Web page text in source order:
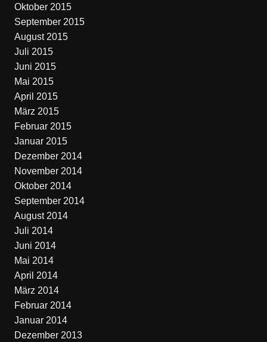
Oktober 2015
September 2015
August 2015
Juli 2015
Juni 2015
Mai 2015
April 2015
März 2015
Februar 2015
Januar 2015
Dezember 2014
November 2014
Oktober 2014
September 2014
August 2014
Juli 2014
Juni 2014
Mai 2014
April 2014
März 2014
Februar 2014
Januar 2014
Dezember 2013